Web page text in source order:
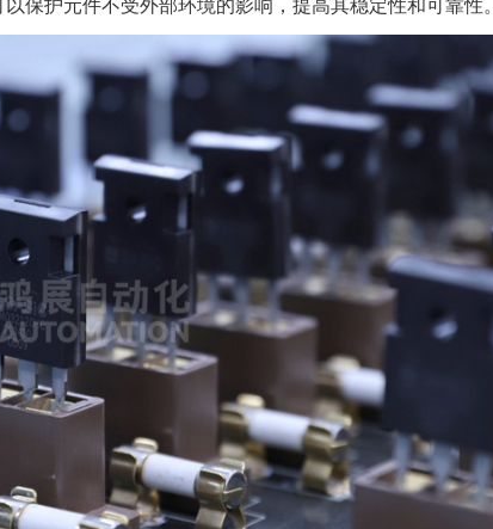
保护元件不受外部环境的影响，提高其稳定性和可靠性。